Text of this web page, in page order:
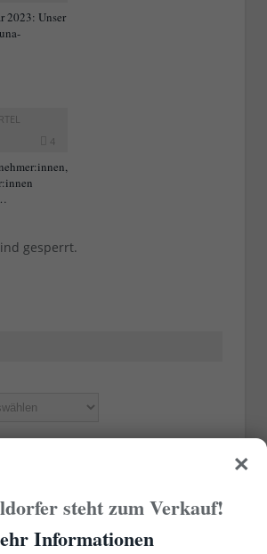
2023: Unser
4
gesperrt.
×
steht zum Verkauf!
Informationen